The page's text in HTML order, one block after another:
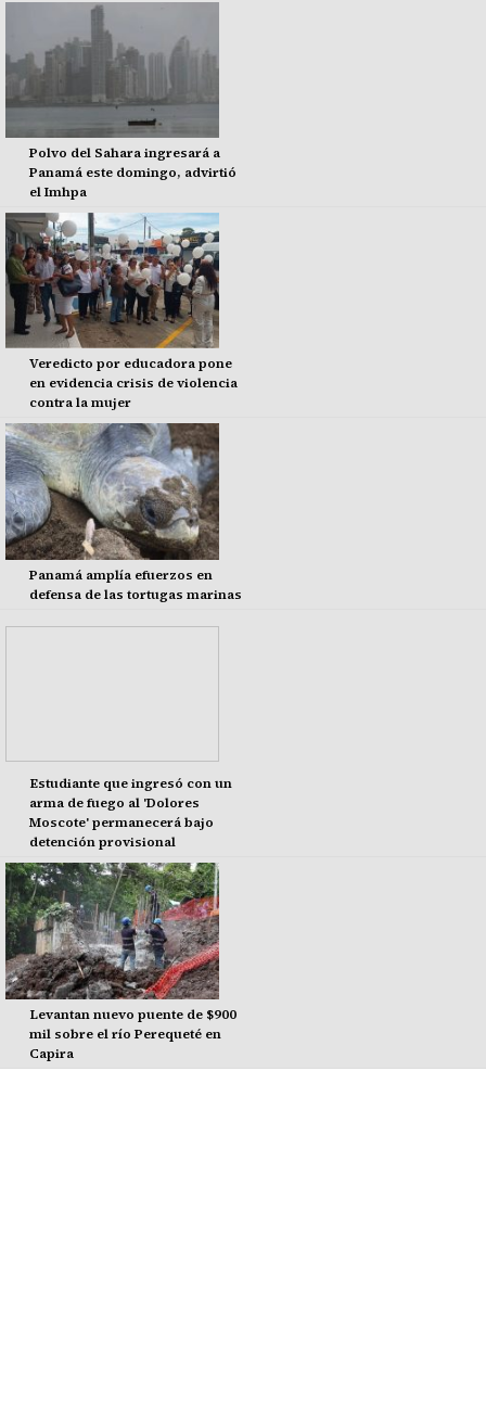
Polvo del Sahara ingresará a
Panamá este domingo, advirtió
el Imhpa
Veredicto por educadora pone
en evidencia crisis de violencia
contra la mujer
Panamá amplía efuerzos en
defensa de las tortugas marinas
Estudiante que ingresó con un
arma de fuego al 'Dolores
Moscote' permanecerá bajo
detención provisional
Levantan nuevo puente de $900
mil sobre el río Perequeté en
Capira